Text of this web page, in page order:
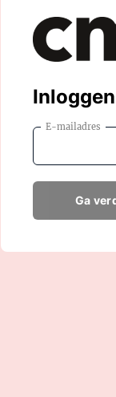
Inloggen
E-mailadres
Ga